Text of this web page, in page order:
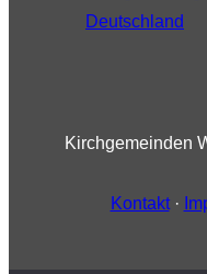
Kirchgemeinden
Kontakt·